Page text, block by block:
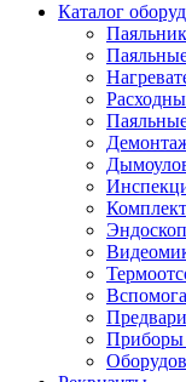
Каталог
Приборы